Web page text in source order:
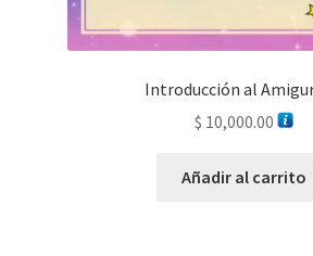
Introducción al
$ 10,000.00
Añadir al carrito